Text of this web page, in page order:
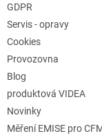
GDPR
Servis - opravy
Cookies
Provozovna
Blog
produktová VIDEA
Novinky
Měření EMISE pro